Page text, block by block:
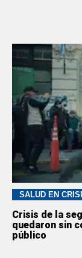
SALUD EN
Crisis de la
quedaron sin
público